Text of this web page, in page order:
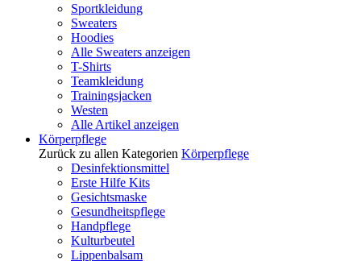
Sportkleidung
Sweaters
Hoodies
Alle Sweaters anzeigen
T-Shirts
Teamkleidung
Trainingsjacken
Westen
Alle Artikel anzeigen
Körperpflege
Zurück zu allen Kategorien Körperpflege
Desinfektionsmittel
Erste Hilfe Kits
Gesichtsmaske
Gesundheitspflege
Handpflege
Kulturbeutel
Lippenbalsam